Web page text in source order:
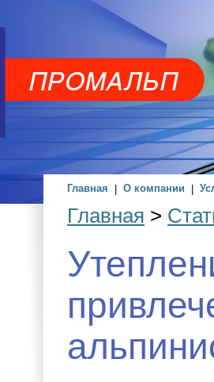
Главная О компании
Главная >